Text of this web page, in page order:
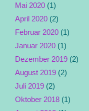
Mai 2020 (1)
April 2020 (2)
Februar 2020 (1)
Januar 2020 (1)
Dezember 2019 (2)
August 2019 (2)
Juli 2019 (2)
Oktober 2018 (1)